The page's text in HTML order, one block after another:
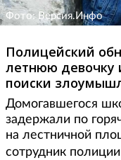
Фото: Версия.Инфо
Полицейский
летнюю девочку
поиски
Домогавшегося
задержали по
на лестничной
сотрудник полиции